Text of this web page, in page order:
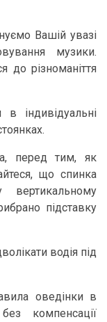
Вашій увазі
музики.
до різноманіття
в індивідуальні
перед тим, як
що спинка
підставку
водія під
оведінки в
компенсації